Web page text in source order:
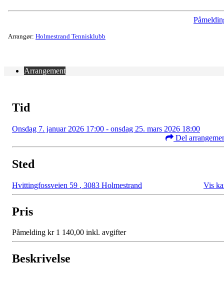
Arrangør: Holmestrand Tennisklubb
Arrangement
Tid
Onsdag 7. januar 2026 17:00 - onsdag 25. mars 2026 18:00
Del
Sted
Hvittingfossveien 59 , 3083 Holmestrand Vis
Pris
Påmelding kr 1 140,00 inkl. avgifter
Beskrivelse